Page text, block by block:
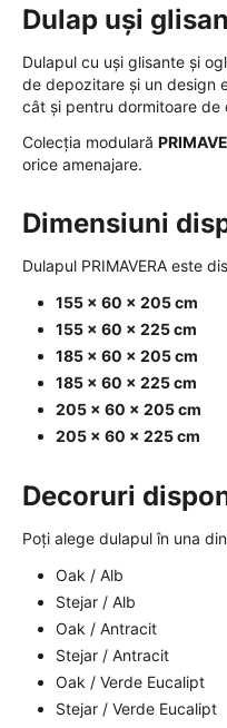
Dulap uși
Dulapul cu uși glisante și
de depozitare și un design
cât și pentru dormitoare de
Colecția modulară
orice amenajare.
Dimensiuni
Dulapul PRIMAVERA este
155 × 60 × 205 cm
155 × 60 × 225 cm
185 × 60 × 205 cm
185 × 60 × 225 cm
205 × 60 × 205 cm
205 × 60 × 225 cm
Decoruri
Poți alege dulapul în una
Oak / Alb
Stejar / Alb
Oak / Antracit
Stejar / Antracit
Oak / Verde Eucalipt
Stejar / Verde Eucalipt